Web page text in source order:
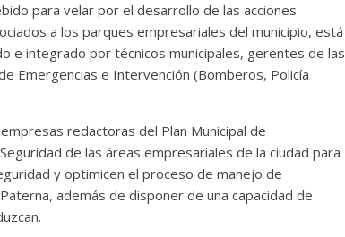
para velar por el desarrollo de las acciones
a los parques empresariales del municipio, está
e integrado por técnicos municipales, gerentes de las
Emergencias e Intervención (Bomberos, Policía
redactoras del Plan Municipal de
de las áreas empresariales de la ciudad para
y optimicen el proceso de manejo de
además de disponer de una capacidad de